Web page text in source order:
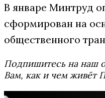
В январе Минтруд
сформирован на
общественного
Подпишитесь на наш
Вам, как и чем живёт